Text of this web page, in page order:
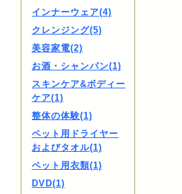
インナーウェア(4)
クレンジング(5)
美容家電(2)
お酒・シャンパン(1)
スキンケア&ボディー
ケア(1)
整体の体験(1)
ペット用ドライヤー
およびタオル(1)
ペット用衣類(1)
DVD(1)